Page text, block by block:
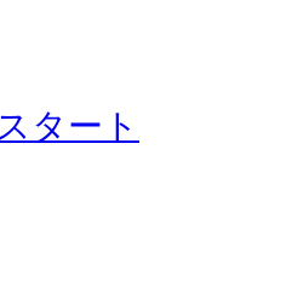
タート